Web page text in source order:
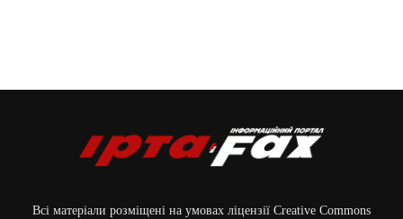
Всі матеріали розміщені на умовах ліцензії Creative Commons